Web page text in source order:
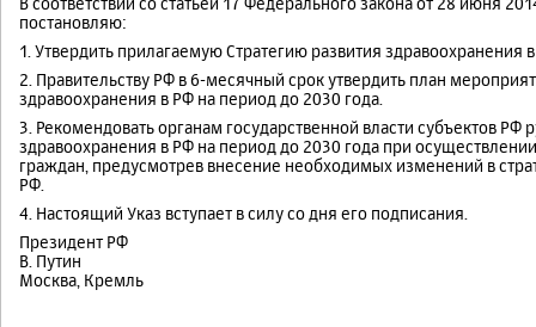
постановляю:
1. Утвердить прилагаемую Стратегию развития здравоохранения
2. Правительству РФ в 6-месячный срок утвердить план
здравоохранения в РФ на период до 2030 года.
3. Рекомендовать органам государственной власти субъектов
здравоохранения в РФ на период до 2030 года при
граждан, предусмотрев внесение необходимых изменений в
РФ.
4. Настоящий Указ вступает в силу со дня его подписания.
Президент РФ
В. Путин
Москва, Кремль